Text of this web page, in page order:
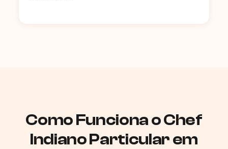
Como Funciona o Chef
Indiano Particular em